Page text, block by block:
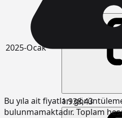
2025-Ocak
1.938,43
Bu yıla ait fiyatları
bulunmamaktadır. Toplam